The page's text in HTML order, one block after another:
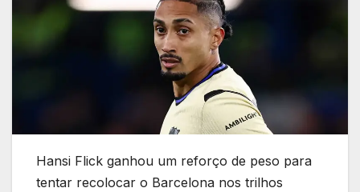
Hansi Flick ganhou um reforço de peso para
tentar recolocar o Barcelona nos trilhos